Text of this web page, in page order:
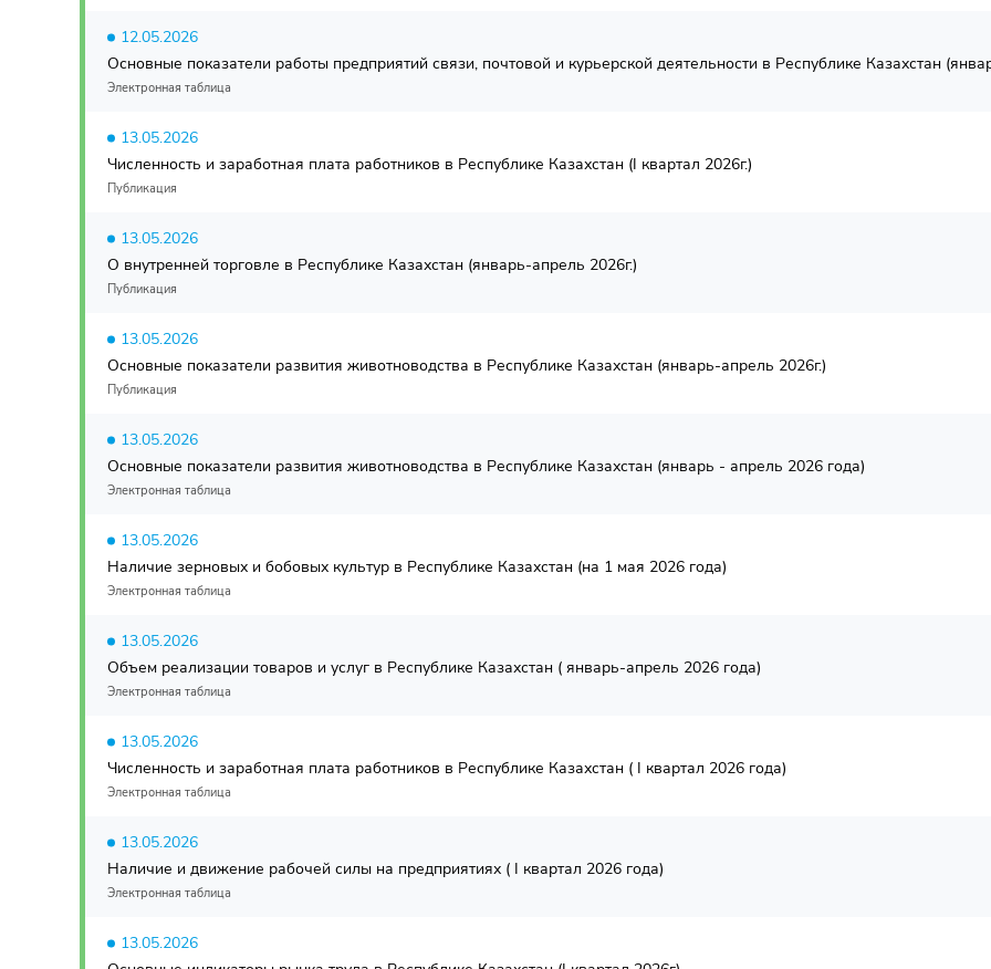
12.05.2026
Основные показатели работы предприятий связи, почтовой и курьерской деятельности в Республике Казахстан
Электронная таблица
13.05.2026
Численность и заработная плата работников в Республике Казахстан (I квартал 2026г.)
Публикация
13.05.2026
О внутренней торговле в Республике Казахстан (январь-апрель 2026г.)
Публикация
13.05.2026
Основные показатели развития животноводства в Республике Казахстан (январь-апрель 2026г.)
Публикация
13.05.2026
Основные показатели развития животноводства в Республике Казахстан (январь - апрель 2026 года)
Электронная таблица
13.05.2026
Наличие зерновых и бобовых культур в Республике Казахстан (на 1 мая 2026 года)
Электронная таблица
13.05.2026
Объем реализации товаров и услуг в Республике Казахстан ( январь-апрель 2026 года)
Электронная таблица
13.05.2026
Численность и заработная плата работников в Республике Казахстан ( I квартал 2026 года)
Электронная таблица
13.05.2026
Наличие и движение рабочей силы на предприятиях ( I квартал 2026 года)
Электронная таблица
13.05.2026